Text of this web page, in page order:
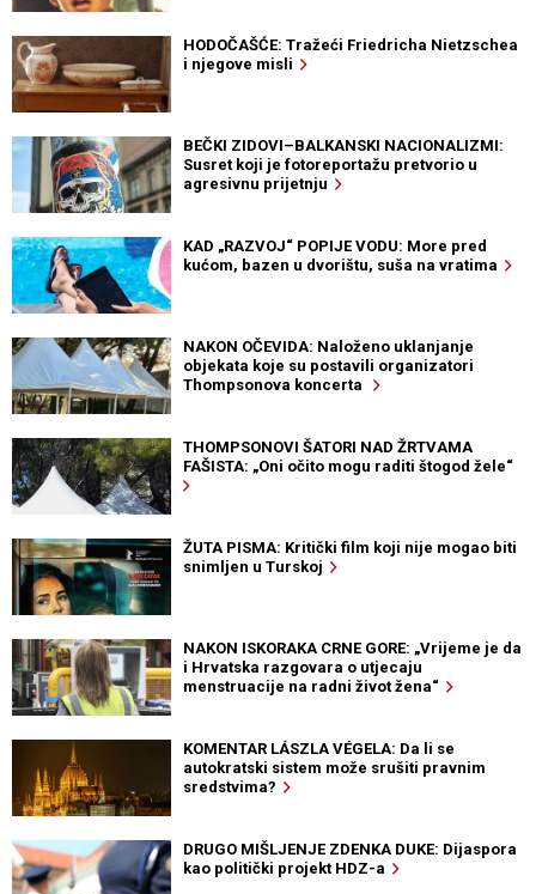
HODOČAŠĆE: Tražeći Friedricha Nietzschea
i njegove misli
BEČKI ZIDOVI–BALKANSKI NACIONALIZMI:
Susret koji je fotoreportažu pretvorio u
agresivnu prijetnju
KAD „RAZVOJ“ POPIJE VODU: More pred
kućom, bazen u dvorištu, suša na vratima
NAKON OČEVIDA: Naloženo uklanjanje
objekata koje su postavili organizatori
Thompsonova koncerta
THOMPSONOVI ŠATORI NAD ŽRTVAMA
FAŠISTA: „Oni očito mogu raditi štogod žele“
ŽUTA PISMA: Kritički film koji nije mogao biti
snimljen u Turskoj
NAKON ISKORAKA CRNE GORE: „Vrijeme je da
i Hrvatska razgovara o utjecaju
menstruacije na radni život žena“
KOMENTAR LÁSZLA VÉGELA: Da li se
autokratski sistem može srušiti pravnim
sredstvima?
DRUGO MIŠLJENJE ZDENKA DUKE: Dijaspora
kao politički projekt HDZ-a